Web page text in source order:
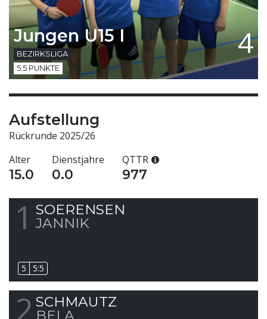
Jungen U15 I
BEZIRKSLIGA 4
5:5 PUNKTE
Aufstellung
Rückrunde 2025/26
Alter
15.0
Dienstjahre
0.0
QTTR
977
1 SOERENSEN
JANNIK
5 5:5
2 SCHMAUTZ
BELA